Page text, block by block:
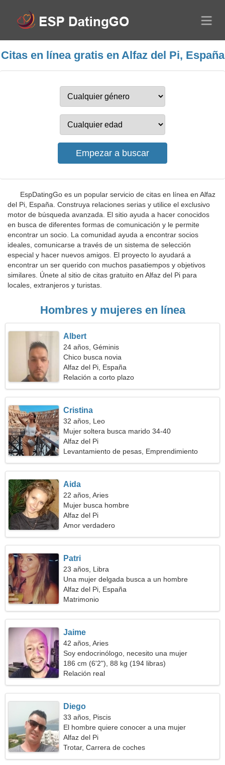
Citas en línea gratis en Alfaz del Pi, España
EspDatingGo es un popular servicio de citas en línea en Alfaz
del Pi, España. Construya relaciones serias y utilice el exclusivo
motor de búsqueda avanzada. El sitio ayuda a hacer conocidos
en busca de diferentes formas de comunicación y le permite
encontrar un socio. La comunidad ayuda a encontrar socios
ideales, comunicarse a través de un sistema de selección
especial y hacer nuevos amigos. El proyecto lo ayudará a
encontrar un ser querido con muchos pasatiempos y objetivos
similares. Únete al sitio de citas gratuito en Alfaz del Pi para
locales, extranjeros y turistas.
Hombres y mujeres en línea
Albert
24 años, Géminis
Chico busca novia
Alfaz del Pi, España
Relación a corto plazo
Cristina
32 años, Leo
Mujer soltera busca marido 34-40
Alfaz del Pi
Levantamiento de pesas, Emprendimiento
Aida
22 años, Aries
Mujer busca hombre
Alfaz del Pi
Amor verdadero
Patri
23 años, Libra
Una mujer delgada busca a un hombre
Alfaz del Pi, España
Matrimonio
Jaime
42 años, Aries
Soy endocrinólogo, necesito una mujer
extraordinaria
186 cm (6'2"), 88 kg (194 libras)
Relación real
Diego
33 años, Piscis
El hombre quiere conocer a una mujer
Alfaz del Pi
Trotar, Carrera de coches